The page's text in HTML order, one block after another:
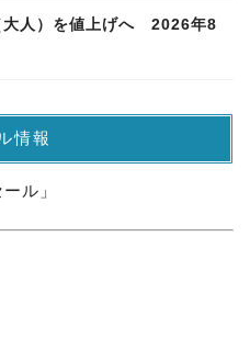
大人）を値上げへ 2026年8
情報
ル」